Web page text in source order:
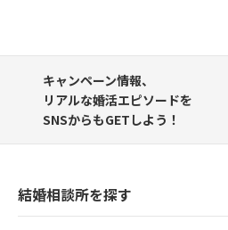
キャンペーン情報、
リアルな婚活エピソードを
SNSからもGETしよう！
結婚相談所を探す